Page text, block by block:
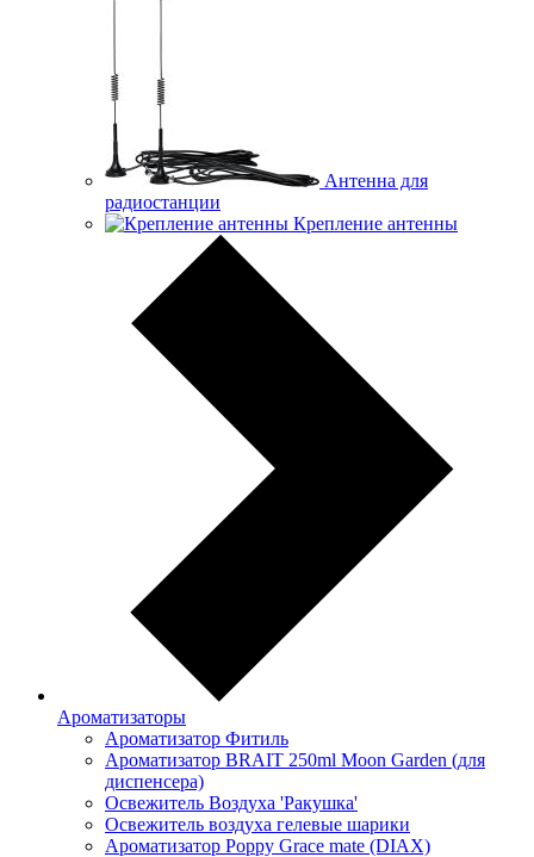
Антенна для
радиостанции
Крепление антенны
Ароматизаторы
Ароматизатор Фитиль
Ароматизатор BRAIT 250ml Moon Garden (для
диспенсера)
Освежитель Воздуха 'Ракушка'
Освежитель воздуха гелевые шарики
Ароматизатор Poppy Grace mate (DIAX)